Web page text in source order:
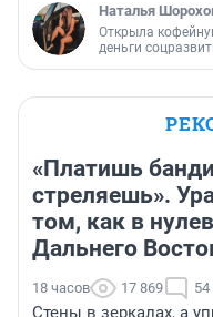
Наталья
Открыла
деньги
«Платишь
стреляешь».
том, как в
Дальнего
18 часов 17 869 54
Стены в зеркалах, а